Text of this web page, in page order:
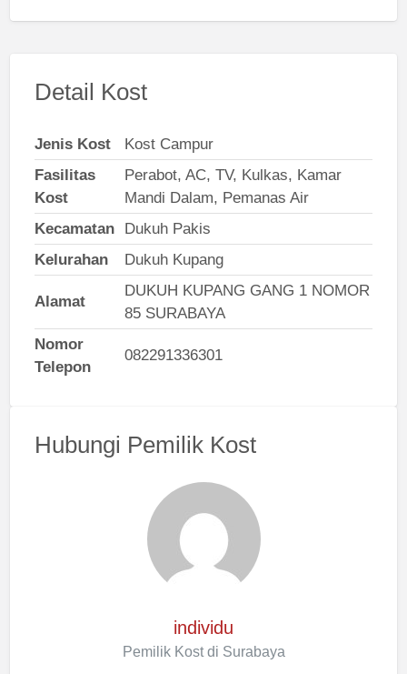
Detail Kost
Jenis Kost
Kost Campur
Fasilitas
Kost
Perabot, AC, TV, Kulkas, Kamar
Mandi Dalam, Pemanas Air
Kecamatan
Dukuh Pakis
Kelurahan
Dukuh Kupang
Alamat
DUKUH KUPANG GANG 1 NOMOR
85 SURABAYA
Nomor
Telepon
082291336301
Hubungi Pemilik Kost
individu
Pemilik Kost di Surabaya